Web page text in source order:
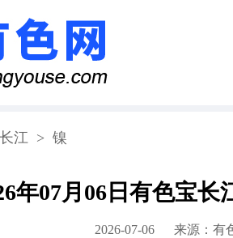
江 > 镍
年07月06日有色宝
2026-07-06 来源： 有